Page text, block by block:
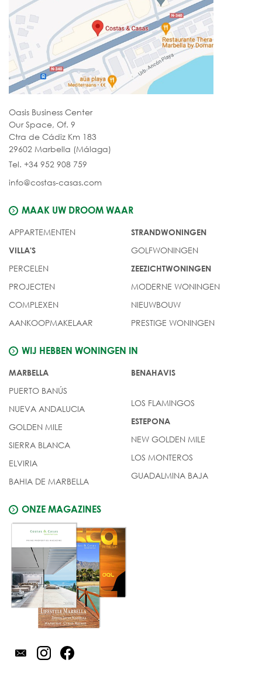
Oasis Business Center
Our Space, Of. 9
Ctra de Cádiz Km 183
29602 Marbella (Málaga)
Tel. +34 952 908 759
info@costas-casas.com
MAAK UW DROOM WAAR
APPARTEMENTEN
VILLA'S
PERCELEN
PROJECTEN
COMPLEXEN
AANKOOPMAKELAAR
STRANDWONINGEN
GOLFWONINGEN
ZEEZICHTWONINGEN
MODERNE WONINGEN
NIEUWBOUW
PRESTIGE WONINGEN
WIJ HEBBEN WONINGEN IN
MARBELLA
PUERTO BANÚS
NUEVA ANDALUCIA
GOLDEN MILE
SIERRA BLANCA
ELVIRIA
BAHIA DE MARBELLA
BENAHAVIS
LOS FLAMINGOS
ESTEPONA
NEW GOLDEN MILE
LOS MONTEROS
GUADALMINA BAJA
ONZE MAGAZINES